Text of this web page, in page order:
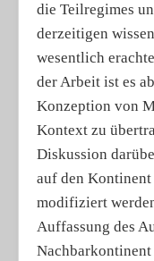
die Teilregimes
derzeitigen
wesentlich
der Arbeit ist es
Konzeption von
Kontext zu
Diskussion
auf den
modifiziert
Auffassung des